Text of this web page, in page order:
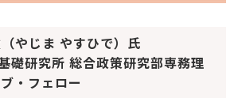
やじま やすひで）氏
究所 総合政策研究部専務理
・フェロー